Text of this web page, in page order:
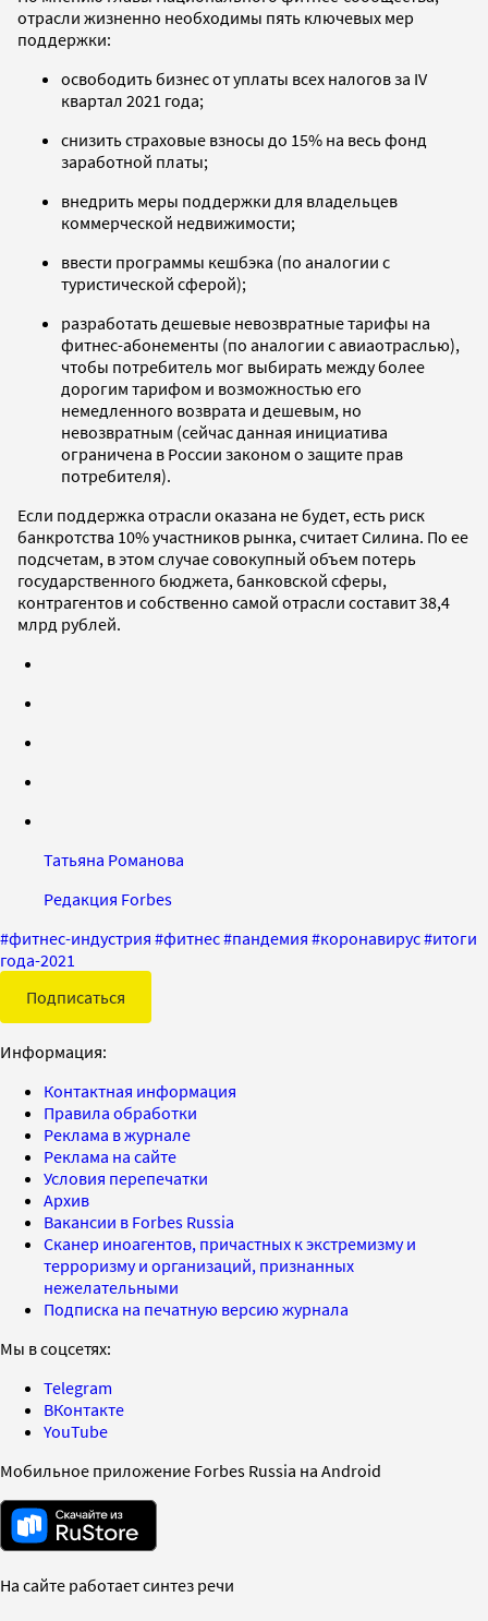
отрасли жизненно необходимы пять ключевых мер
поддержки:
освободить бизнес от уплаты всех налогов за IV
квартал 2021 года;
снизить страховые взносы до 15% на весь фонд
заработной платы;
внедрить меры поддержки для владельцев
коммерческой недвижимости;
ввести программы кешбэка (по аналогии с
туристической сферой);
разработать дешевые невозвратные тарифы на
фитнес-абонементы (по аналогии с авиаотраслью),
чтобы потребитель мог выбирать между более
дорогим тарифом и возможностью его
немедленного возврата и дешевым, но
невозвратным (сейчас данная инициатива
ограничена в России законом о защите прав
потребителя).
Если поддержка отрасли оказана не будет, есть риск
банкротства 10% участников рынка, считает Силина. По ее
подсчетам, в этом случае совокупный объем потерь
государственного бюджета, банковской сферы,
контрагентов и собственно самой отрасли составит 38,4
млрд рублей.
Татьяна Романова
Редакция Forbes
#фитнес-индустрия #фитнес#пандемия #коронавирус#итоги
года-2021
Подписаться
Информация:
Контактная информация
Правила обработки
Реклама в журнале
Реклама на сайте
Условия перепечатки
Архив
Вакансии в Forbes Russia
Сканер иноагентов, причастных к экстремизму и
терроризму и организаций, признанных
нежелательными
Подписка на печатную версию журнала
Мы в соцсетях:
Telegram
ВКонтакте
YouTube
Мобильное приложение Forbes Russia на Android
На сайте работает синтез речи